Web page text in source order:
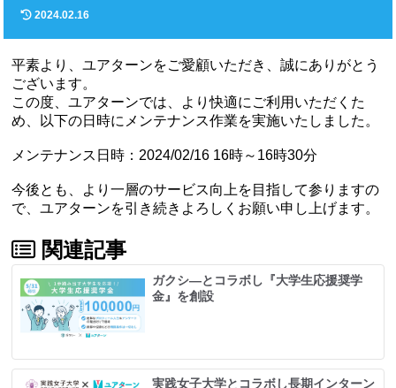
2024.02.16
平素より、ユアターンをご愛顧いただき、誠にありがとう
ございます。
この度、ユアターンでは、より快適にご利用いただくた
め、以下の日時にメンテナンス作業を実施いたしました。
メンテナンス日時：2024/02/16 16時～16時30分
今後とも、より一層のサービス向上を目指して参りますの
で、ユアターンを引き続きよろしくお願い申し上げます。
関連記事
ガクシ―とコラボし『大学生応援奨学
金』を創設
実践女子大学とコラボし長期インターン